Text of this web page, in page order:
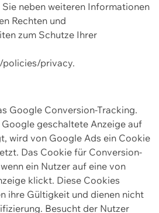
neben weiteren Informationen
Rechten und
zum Schutze Ihrer
privacy.
Google Conversion-Tracking.
geschaltete Anzeige auf
wird von Google Ads ein Cookie
Das Cookie für Conversion-
ein Nutzer auf eine von
klickt. Diese Cookies
ihre Gültigkeit und dienen nicht
Besucht der Nutzer